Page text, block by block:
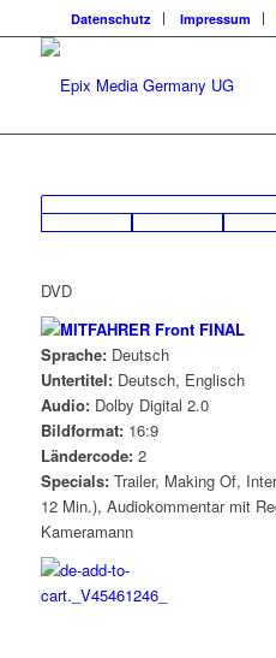
Datenschutz Impressum
DVD
Sprache:Deutsch
Untertitel:Deutsch, Englisch
Audio:Dolby Digital 2.0
Bildformat:16:9
Ländercode:2
Specials:Trailer, Making Of,
12 Min.), Audiokommentar mit
Kameramann